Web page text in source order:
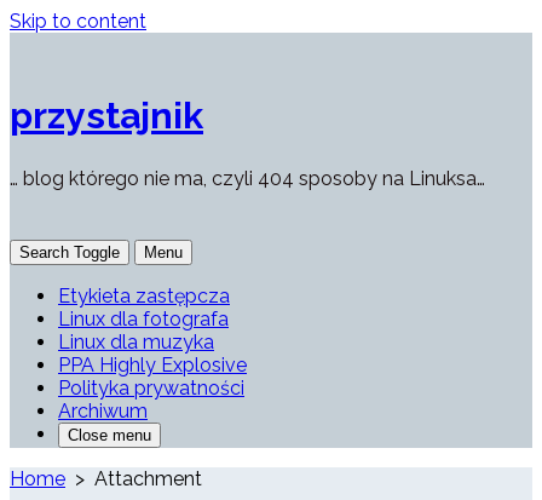
Skip to content
przystajnik
… blog którego nie ma, czyli 404 sposoby na Linuksa…
Search Toggle Menu
Etykieta zastępcza
Linux dla fotografa
Linux dla muzyka
PPA Highly Explosive
Polityka prywatności
Archiwum
Close menu
Home > Attachment